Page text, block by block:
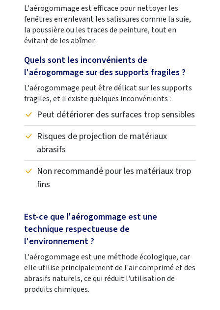
L'aérogommage est efficace pour nettoyer les
fenêtres en enlevant les salissures comme la suie,
la poussière ou les traces de peinture, tout en
évitant de les abîmer.
Quels sont les inconvénients de
l'aérogommage sur des supports fragiles ?
L'aérogommage peut être délicat sur les supports
fragiles, et il existe quelques inconvénients :
Peut détériorer des surfaces trop sensibles
Risques de projection de matériaux
abrasifs
Non recommandé pour les matériaux trop
fins
Est-ce que l'aérogommage est une
technique respectueuse de
l'environnement ?
L'aérogommage est une méthode écologique, car
elle utilise principalement de l'air comprimé et des
abrasifs naturels, ce qui réduit l'utilisation de
produits chimiques.